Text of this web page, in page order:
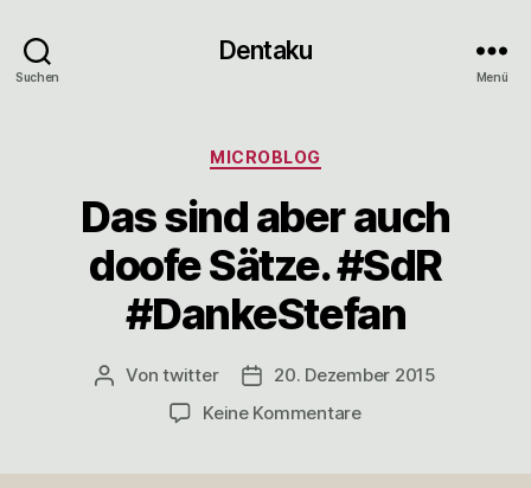
Suchen
Dentaku
Menü
Kategorien
MICROBLOG
Das sind aber auch
doofe Sätze. #SdR
#DankeStefan
Beitragsautor
Vontwitter Veröffentlichungsdatum
20. Dezember 2015
Keine Kommentarezu